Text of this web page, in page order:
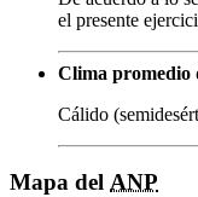
el presente
Clima promedio
Cálido
Mapa del ANP